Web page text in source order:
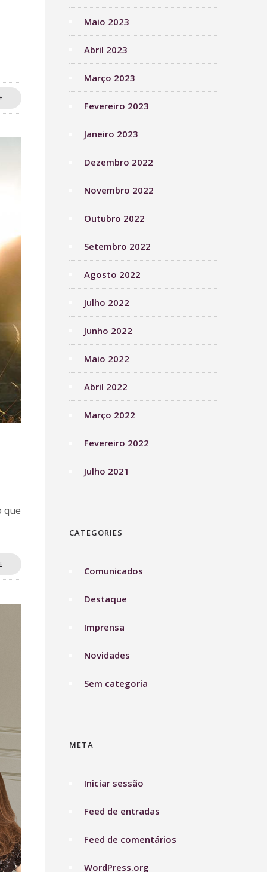
que
Maio 2023
Abril 2023
Março 2023
Fevereiro 2023
Janeiro 2023
Dezembro 2022
Novembro 2022
Outubro 2022
Setembro 2022
Agosto 2022
Julho 2022
Junho 2022
Maio 2022
Abril 2022
Março 2022
Fevereiro 2022
Julho 2021
CATEGORIES
Comunicados
Destaque
Imprensa
Novidades
Sem categoria
META
Iniciar sessão
Feed de entradas
Feed de comentários
WordPress.org